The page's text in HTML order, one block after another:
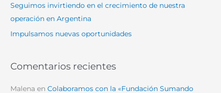
Seguimos invirtiendo en el crecimiento de nuestra
operación en Argentina
Impulsamos nuevas oportunidades
Comentarios recientes
Malena enColaboramos con la «Fundación Sumando